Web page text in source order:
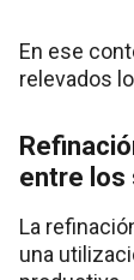
En ese
relevados
entre los
La
una